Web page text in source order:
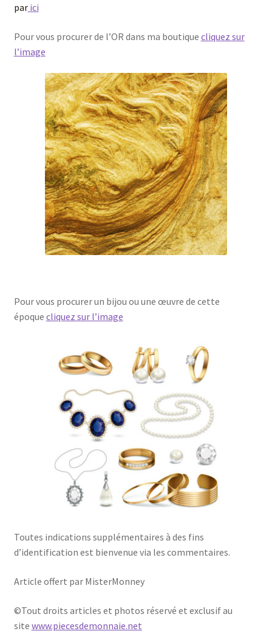
parici
Pour vous procurer de l’OR dans ma boutique cliquez sur
l’image
Pour vous procurer un bijou ou une œuvre de cette
époque cliquez sur l’image
Toutes indications supplémentaires à des fins
d’identification est bienvenue via les commentaires.
Article offert par MisterMonney
©Tout droits articles et photos réservé et exclusif au
site www.piecesdemonnaie.net